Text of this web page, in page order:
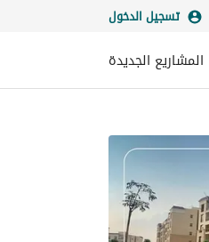
تسجيل الدخول
المشاريع الجديدة